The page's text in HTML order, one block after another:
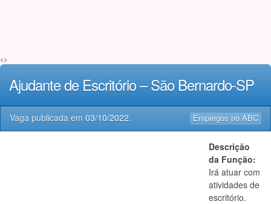
<>
Ajudante de Escritório – São Bernardo-SP
Empregos no ABC
Vaga publicada em 03/10/2022.
Descrição
da Função:
Irá atuar com
atividades de
escritório.